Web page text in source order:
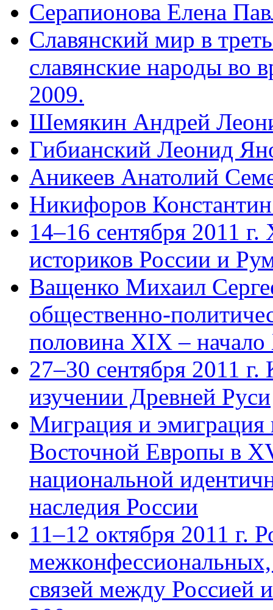
Серапионова Елена
Славянский мир в
славянские народы во
2009.
Шемякин Андрей
Гибианский Леонид
Аникеев Анатолий
Никифоров
14–16 сентября 2011
историков России и
Ващенко Михаил
общественно-
половина XIX –
27–30 сентября 2011
изучении Древней Руси
Миграция и
Восточной Европы в
национальной
наследия России
11–12 октября 2011 г.
связей между Россией